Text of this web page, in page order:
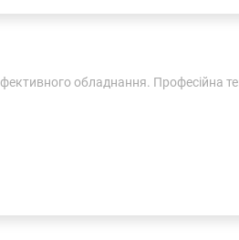
обладнання. Професійна